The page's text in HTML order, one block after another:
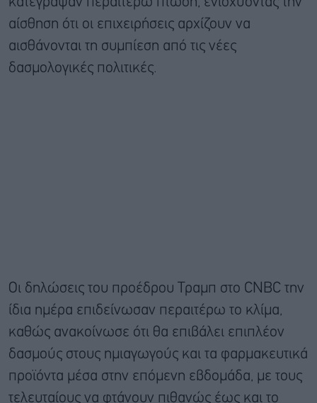
αίσθηση ότι οι επιχειρήσεις αρχίζουν να
αισθάνονται τη συμπίεση από τις νέες
δασμολογικές πολιτικές.
Οι δηλώσεις του προέδρου Τραμπ στο CNBC την
ίδια ημέρα επιδείνωσαν περαιτέρω το κλίμα,
καθώς ανακοίνωσε ότι θα επιβάλει επιπλέον
δασμούς στους ημιαγωγούς και τα φαρμακευτικά
προϊόντα μέσα στην επόμενη εβδομάδα, με τους
τελευταίους να φτάνουν πιθανώς έως και το